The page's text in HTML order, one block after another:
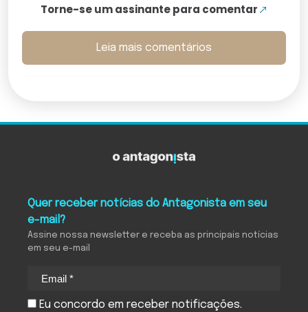
Torne-se um assinante para comentar
Leia mais comentários
Quer receber notícias do Antagonista em seu
e-mail?
Assine nossa newsletter e receba as principais notícias
em seu e-mail
Eu concordo em receber notificações.